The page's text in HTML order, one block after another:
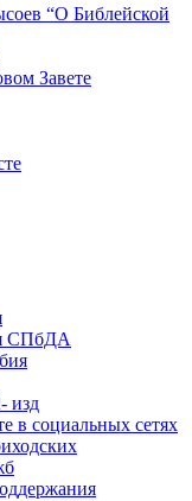
“О Библейской
Завете
СПбДА
изд
в социальных сетях